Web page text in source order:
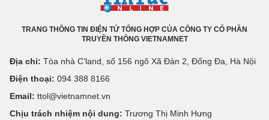
TRANG THÔNG TIN ĐIỆN TỬ TỔNG HỢP CỦA CÔNG TY CỔ PHẦN
TRUYỀN THÔNG VIETNAMNET
Địa chỉ: Tòa nhà C’land, số 156 ngõ Xã Đàn 2, Đống Đa, Hà Nội
Điện thoại: 094 388 8166
Email: ttol@vietnamnet.vn
Chịu trách nhiệm nội dung: Trương Thị Minh Hưng